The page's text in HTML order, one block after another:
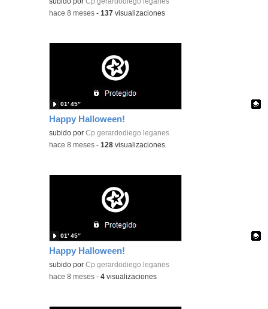
-hace 8 meses -137 visualizaciones
Happy Halloween!
Contenido educativo.
subido porCp gerardodiego leganes
01′ 45″
-hace 8 meses -128 visualizaciones
Happy Halloween!
Contenido educativo.
subido porCp gerardodiego leganes
01′ 45″
-hace 8 meses -4 visualizaciones